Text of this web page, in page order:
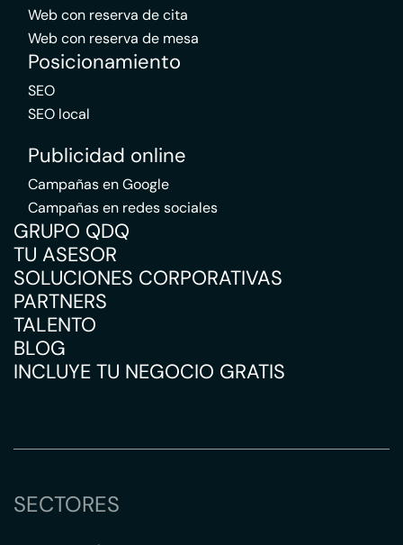
Web con reserva de cita
Web con reserva de mesa
Posicionamiento
SEO
SEO local
Publicidad online
Campañas en Google
Campañas en redes sociales
GRUPO QDQ
TU ASESOR
SOLUCIONES CORPORATIVAS
PARTNERS
TALENTO
BLOG
INCLUYE TU NEGOCIO GRATIS
SECTORES